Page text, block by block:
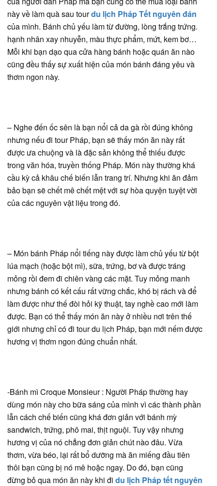
này về làm quà sau tourdu lịch Pháp Tết nguyên đán
của mình. Bánh chủ yếu làm từ đường, lòng trắng trứng.
hạnh nhân xay nhuyễn, màu thực phẩm, mứt, kem bơ…
Mỗi khi bạn dạo qua cửa hàng bánh hoặc quán ăn nào
cũng đều thấy sự xuất hiện của món bánh đáng yêu và
thơm ngon này.
– Nghe đến ốc sên là bạn nổi cả da gà rồi đúng không
nhưng nếu đi tour Pháp, bạn sẽ thấy món ăn này rất
được ưa chuộng và là đặc sản không thể thiếu được
trong văn hóa, truyền thống Pháp. Món này thường khá
cầu kỳ cả khâu chế biến lẫn trang trí. Nhưng khi ăn đảm
bảo bạn sẽ chết mê chết mệt với sự hòa quyện tuyệt vời
của các nguyên vật liệu trong đó.
– Món bánh Pháp nổi tiếng này được làm chủ yếu từ bột
lúa mạch (hoặc bột mì), sữa, trứng, bơ và được tráng
mỏng rồi đem đi chiên vàng các mặt. Tuy mỏng manh
nhưng bánh có kết cấu rất vững chắc, khó bị rách và để
làm được như thế đòi hỏi kỹ thuật, tay nghề cao mới làm
được. Bạn có thể thấy món ăn này ở nhiều nơi trên thế
giới nhưng chỉ có đi tour du lịch Pháp, bạn mới nếm được
hương vị thơm ngon đúng chuẩn nhất.
-Bánh mì Croque Monsieur : Người Pháp thường hay
dùng món này cho bữa sáng của mình vì các thành phần
lẫn cách chế biến cũng khá đơn giản với bánh mỳ
sandwich, trứng, phô mai, thịt nguội. Tuy vậy nhưng
hương vị của nó chẳng đơn giản chút nào đâu. Vừa
thơm, vừa béo, lại rất bổ dưỡng mà ăn miếng đầu tiên
thôi bạn cũng bị nó mê hoặc ngay. Do đó, bạn cũng
đừng bỏ qua món ăn này khi đi du lịch Pháp tết nguyên